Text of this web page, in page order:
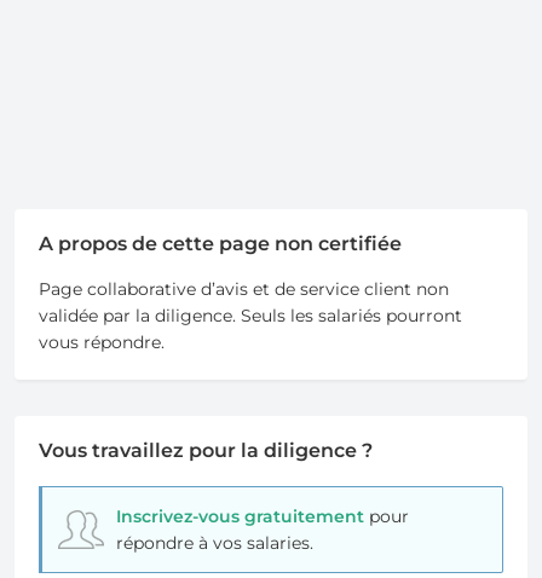
A propos de cette page non certifiée
Page collaborative d’avis et de service client non
validée par la diligence. Seuls les salariés pourront
vous répondre.
Vous travaillez pour la diligence ?
Inscrivez-vous gratuitementpour
répondre à vos salaries.